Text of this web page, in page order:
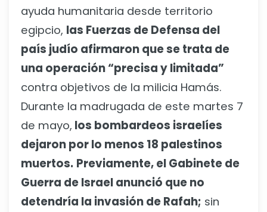
ayuda humanitaria desde territorio
egipcio, las Fuerzas de Defensa del
país judío afirmaron que se trata de
una operación “precisa y limitada”
contra objetivos de la milicia Hamás.
Durante la madrugada de este martes 7
de mayo, los bombardeos israelíes
dejaron por lo menos 18 palestinos
muertos. Previamente, el Gabinete de
Guerra de Israel anunció que no
detendría la invasión de Rafah; sin